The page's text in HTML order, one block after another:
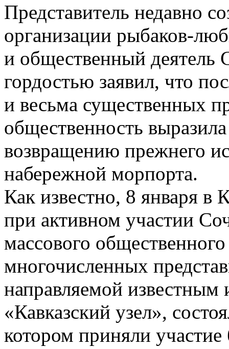
Представитель недавно
организации рыбаков-
и общественный деятель
гордостью заявил, что
и весьма существенных
общественность
возвращению прежнего
набережной морпорта.
Как известно, 8 января в
при активном участии
массового
многочисленных
направляемой известным
«Кавказский узел»,
котором приняли